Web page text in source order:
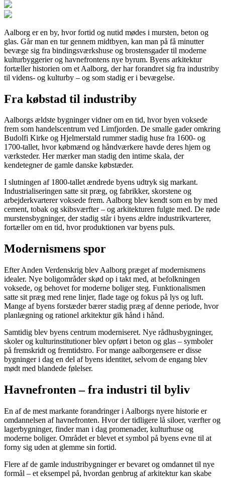
Aalborg er en by, hvor fortid og nutid mødes i mursten, beton og
glas. Går man en tur gennem midtbyen, kan man på få minutter
bevæge sig fra bindingsværkshuse og brostensgader til moderne
kulturbyggerier og havnefrontens nye byrum. Byens arkitektur
fortæller historien om et Aalborg, der har forandret sig fra industriby
til videns- og kulturby – og som stadig er i bevægelse.
Fra købstad til industriby
Aalborgs ældste bygninger vidner om en tid, hvor byen voksede
frem som handelscentrum ved Limfjorden. De smalle gader omkring
Budolfi Kirke og Hjelmerstald rummer stadig huse fra 1600- og
1700-tallet, hvor købmænd og håndværkere havde deres hjem og
værksteder. Her mærker man stadig den intime skala, der
kendetegner de gamle danske købstæder.
I slutningen af 1800-tallet ændrede byens udtryk sig markant.
Industrialiseringen satte sit præg, og fabrikker, skorstene og
arbejderkvarterer voksede frem. Aalborg blev kendt som en by med
cement, tobak og skibsværfter – og arkitekturen fulgte med. De røde
murstensbygninger, der stadig står i byens ældre industrikvarterer,
fortæller om en tid, hvor produktionen var byens puls.
Modernismens spor
Efter Anden Verdenskrig blev Aalborg præget af modernismens
idealer. Nye boligområder skød op i takt med, at befolkningen
voksede, og behovet for moderne boliger steg. Funktionalismen
satte sit præg med rene linjer, flade tage og fokus på lys og luft.
Mange af byens forstæder bærer stadig præg af denne periode, hvor
planlægning og rationel arkitektur gik hånd i hånd.
Samtidig blev byens centrum moderniseret. Nye rådhusbygninger,
skoler og kulturinstitutioner blev opført i beton og glas – symboler
på fremskridt og fremtidstro. For mange aalborgensere er disse
bygninger i dag en del af byens identitet, selvom de engang blev
mødt med blandede følelser.
Havnefronten – fra industri til byliv
En af de mest markante forandringer i Aalborgs nyere historie er
omdannelsen af havnefronten. Hvor der tidligere lå siloer, værfter og
lagerbygninger, finder man i dag promenader, kulturhuse og
moderne boliger. Området er blevet et symbol på byens evne til at
forny sig uden at glemme sin fortid.
Flere af de gamle industribygninger er bevaret og omdannet til nye
formål – et eksempel på, hvordan genbrug af arkitektur kan skabe